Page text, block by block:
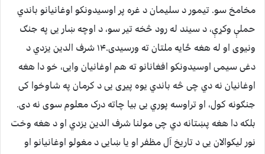
مخامخ سو. تیمور د سلیمان د غره پر اوسیدونکو اوغانیانو باندي
حملې وکړې، د سیند له رود څخه تیر سو، د اوچه ښار یی په جنګ
ونیوی او له هغه ځایه ملتان ته ورسیدی.۱۴ شرف الدین یزدي د
دغی سیمی اوسیدونکو افغانانو ته هم اوغانیان وایی، خو دا هغه
اوغانیان نه دي چی څه باندي یوه پیړی یی د کرمان په شاوخوا کی
جنګونه کول، او تراوسه پوري یی بیا چاته درک معلوم سوی نه دی.
بلکه دا هغه پښتانه دي چی مولنا شرف الدین یزدي او د هغه وخت
نور لیکوالان یی د تاریخ آل مظفر او یا ښایی د مغولو اوغانیانو او